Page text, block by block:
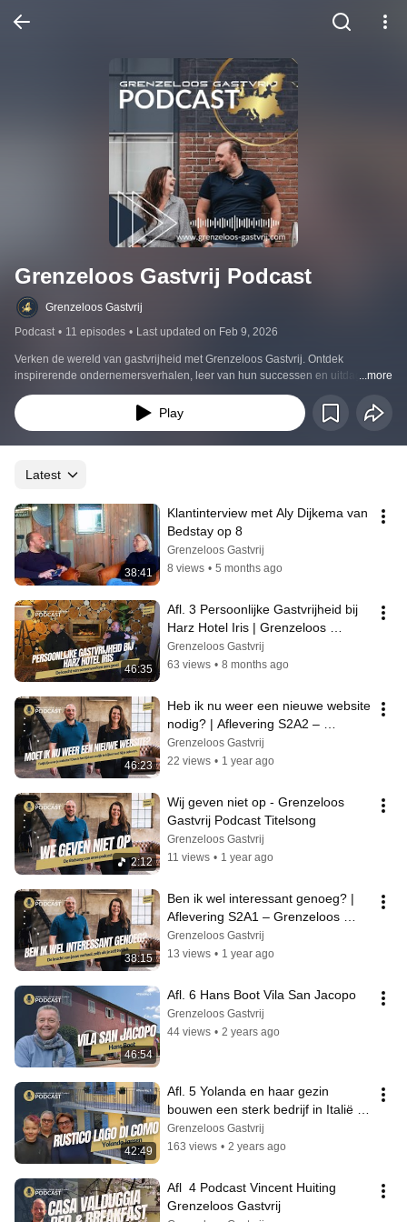
Grenzeloos Gastvrij Podcast
Grenzeloos Gastvrij
Podcast • 11 episodes • Last updated on Feb 9, 2026
Verken de wereld van gastvrijheid met Grenzeloos Gastvrij. Ontdek
inspirerende ondernemersverhalen, leer van hun successen en uitdagingen,
en onthul de geheimen van een succesvol gastenverblijf. Of je nu zelf een
gastenverblijf runt of gewoon geïnteresseerd bent in reizen en gastvrijheid,
deze podcast biedt waardevolle inzichten en boeiende gesprekken. Laat je
gastvrijheid kunt ontmoeten.
...more
Play
Latest
38:41
Klantinterview met Aly Dijkema van
Bedstay op 8
Grenzeloos Gastvrij
8 views • 5 months ago
46:35
Afl. 3 Persoonlijke Gastvrijheid bij
Harz Hotel Iris | Grenzeloos
Gastvrij Podcast
Grenzeloos Gastvrij
63 views • 8 months ago
46:23
Heb ik nu weer een nieuwe website
nodig? | Aflevering S2A2 –
Grenzeloos Gastvrij Podcast
Grenzeloos Gastvrij
22 views • 1 year ago
2:12
Wij geven niet op - Grenzeloos
Gastvrij Podcast Titelsong
Grenzeloos Gastvrij
11 views • 1 year ago
38:15
Ben ik wel interessant genoeg? |
Aflevering S2A1 – Grenzeloos
Gastvrij Podcast
Grenzeloos Gastvrij
13 views • 1 year ago
46:54
Afl. 6 Hans Boot Vila San Jacopo
Grenzeloos Gastvrij
44 views • 2 years ago
42:49
Afl. 5 Yolanda en haar gezin
bouwen een sterk bedrijf in Italië |
Grenzeloos Gastvrij Podcast
Grenzeloos Gastvrij
163 views • 2 years ago
Afl  4 Podcast Vincent Huiting
Grenzeloos Gastvrij